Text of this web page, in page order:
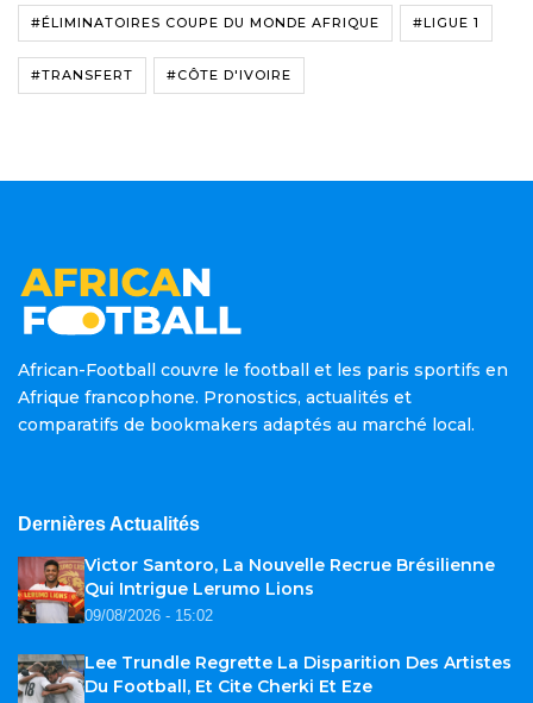
#ÉLIMINATOIRES COUPE DU MONDE AFRIQUE #LIGUE 1
#TRANSFERT #CÔTE D'IVOIRE
African-Football couvre le football et les paris sportifs en
Afrique francophone. Pronostics, actualités et
comparatifs de bookmakers adaptés au marché local.
Dernières Actualités
Victor Santoro, La Nouvelle Recrue Brésilienne
Qui Intrigue Lerumo Lions
09/08/2026 - 15:02
Lee Trundle Regrette La Disparition Des Artistes
Du Football, Et Cite Cherki Et Eze